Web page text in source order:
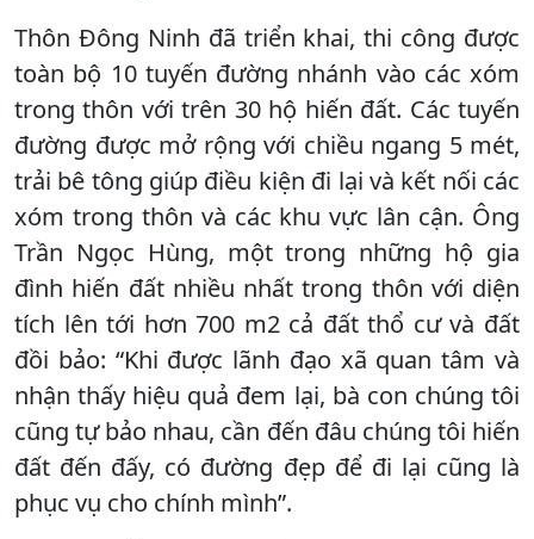
Thôn Đông Ninh đã triển khai, thi công được
toàn bộ 10 tuyến đường nhánh vào các xóm
trong thôn với trên 30 hộ hiến đất. Các tuyến
đường được mở rộng với chiều ngang 5 mét,
trải bê tông giúp điều kiện đi lại và kết nối các
xóm trong thôn và các khu vực lân cận. Ông
Trần Ngọc Hùng, một trong những hộ gia
đình hiến đất nhiều nhất trong thôn với diện
tích lên tới hơn 700 m2 cả đất thổ cư và đất
đồi bảo: “Khi được lãnh đạo xã quan tâm và
nhận thấy hiệu quả đem lại, bà con chúng tôi
cũng tự bảo nhau, cần đến đâu chúng tôi hiến
đất đến đấy, có đường đẹp để đi lại cũng là
phục vụ cho chính mình”.